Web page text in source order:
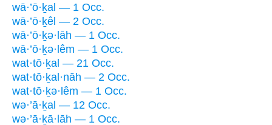
wā·’ō·ḵal — 1 Occ.
wā·’ō·ḵêl — 2 Occ.
wā·’ō·ḵə·lāh — 1 Occ.
wā·’ō·ḵə·lêm — 1 Occ.
wat·tō·ḵal — 21 Occ.
wat·tō·ḵal·nāh — 2 Occ.
wat·tō·ḵə·lêm — 1 Occ.
wə·’ā·ḵal — 12 Occ.
wə·’ā·ḵā·lāh — 1 Occ.